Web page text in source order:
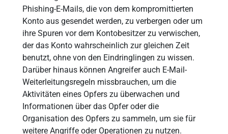
Phishing-E-Mails, die von dem kompromittierten
Konto aus gesendet werden, zu verbergen oder um
ihre Spuren vor dem Kontobesitzer zu verwischen,
der das Konto wahrscheinlich zur gleichen Zeit
benutzt, ohne von den Eindringlingen zu wissen.
Darüber hinaus können Angreifer auch E-Mail-
Weiterleitungsregeln missbrauchen, um die
Aktivitäten eines Opfers zu überwachen und
Informationen über das Opfer oder die
Organisation des Opfers zu sammeln, um sie für
weitere Angriffe oder Operationen zu nutzen.